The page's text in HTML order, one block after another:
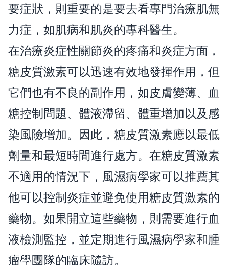
要症狀，則重要的是要去看專門治療肌無
力症，如肌病和肌炎的專科醫生。
在治療炎症性關節炎的疼痛和炎症方面，
糖皮質激素可以迅速有效地發揮作用，但
它們也有不良的副作用，如皮膚變薄、血
糖控制問題、體液滯留、體重增加以及感
染風險增加。因此，糖皮質激素應以最低
劑量和最短時間進行處方。在糖皮質激素
不適用的情況下，風濕病學家可以推薦其
他可以控制炎症並避免使用糖皮質激素的
藥物。如果開立這些藥物，則需要進行血
液檢測監控，並定期進行風濕病學家和腫
瘤學團隊的臨床隨訪。